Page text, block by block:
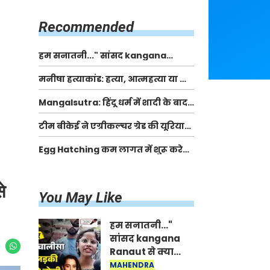
Recommended
हम सनातनी..." सांसद kangana
Ranaut से क्या बोली लड़की? Viral
Jantar-Mantar | CJP protest
मनीषा हत्याकांड: हत्या, आत्महत्या या कोई बड़ा राज?
| Full Story | Josh Haryana
Mangalsutra: हिंदू धर्म में शादी के बाद
मंगलसूत्र क्यों पहनती है महिलाएं, किसने
शुरु की ये परंपरा
टीम बीकेई ने एग्रीकल्चर ग्रेड की यूरिया
खाद गट्टों में बदलकर टेक्निकल ग्रेड में
बेचने वालों पर करवाई कार्रवाई:
Egg Hatching कम लागत में शुरू करे
You May Like
हम सनातनी..."
सांसद kangana
Ranaut से क्या
बोली लड़की? Viral
MAHENDRA